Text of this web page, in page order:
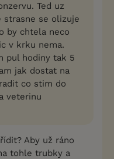
Ted uz
strasne se olizuje
by chtela neco
v krku nema.
pul hodiny tak 5
jak dostat na
co stim do
veterinu
Aby už ráno
tohle trubky a